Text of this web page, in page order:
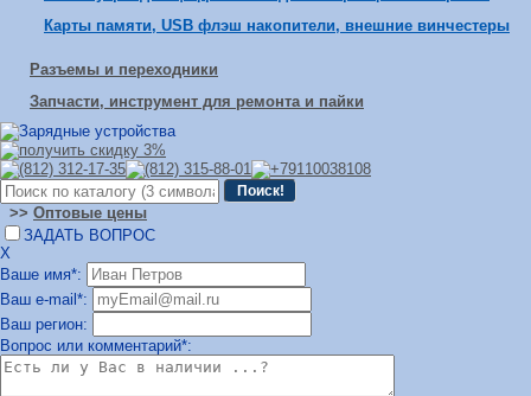
Карты памяти, USB флэш накопители, внешние винчестеры
Разъемы и переходники
Запчасти, инструмент для ремонта и пайки
>> Оптовые цены
ЗАДАТЬ ВОПРОС
Х
Ваше имя*:
Ваш e-mail*:
Ваш регион:
Вопрос или комментарий*: